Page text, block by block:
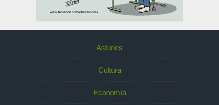
Asturies
Cultura
Economía